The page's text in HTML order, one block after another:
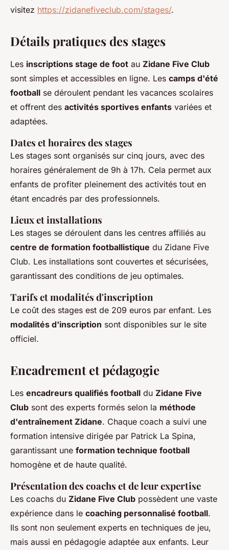
visitez https://zidanefiveclub.com/stages/.
Détails pratiques des stages
Les inscriptions stage de foot au Zidane Five Club
sont simples et accessibles en ligne. Les camps d'été
football se déroulent pendant les vacances scolaires
et offrent des activités sportives enfants variées et
adaptées.
Dates et horaires des stages
Les stages sont organisés sur cinq jours, avec des
horaires généralement de 9h à 17h. Cela permet aux
enfants de profiter pleinement des activités tout en
étant encadrés par des professionnels.
Lieux et installations
Les stages se déroulent dans les centres affiliés au
centre de formation footballistique du Zidane Five
Club. Les installations sont couvertes et sécurisées,
garantissant des conditions de jeu optimales.
Tarifs et modalités d'inscription
Le coût des stages est de 209 euros par enfant. Les
modalités d'inscription sont disponibles sur le site
officiel.
Encadrement et pédagogie
Les encadreurs qualifiés football du Zidane Five
Club sont des experts formés selon la méthode
d'entraînement Zidane. Chaque coach a suivi une
formation intensive dirigée par Patrick La Spina,
garantissant une formation technique football
homogène et de haute qualité.
Présentation des coachs et de leur expertise
Les coachs du Zidane Five Club possèdent une vaste
expérience dans le coaching personnalisé football.
Ils sont non seulement experts en techniques de jeu,
mais aussi en pédagogie adaptée aux enfants. Leur